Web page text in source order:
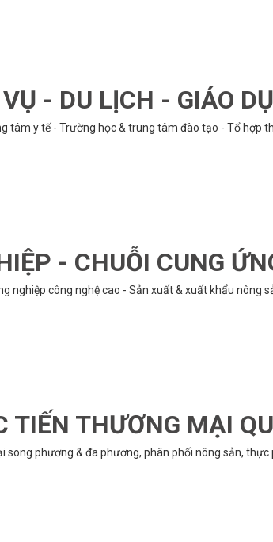
- DU LỊCH - GIÁO
tâm y tế - Trường học & trung tâm đào tạo - Tổ hợp
- CHUỖI CUNG
nghiệp công nghệ cao - Sản xuất & xuất khẩu nông
TIẾN THƯƠNG MẠI
phương & đa phương, phân phối nông sản,